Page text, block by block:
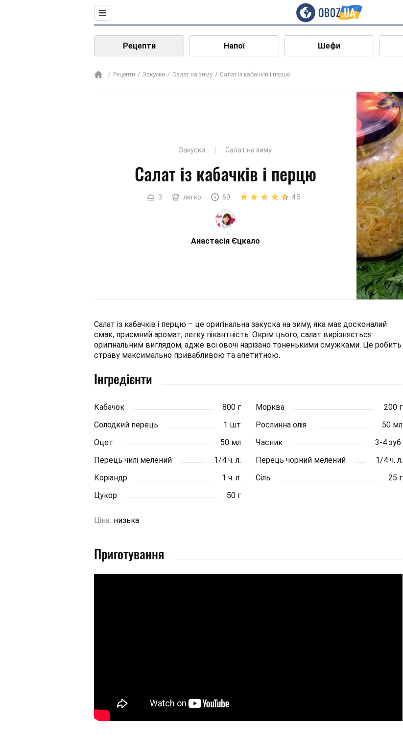
Рецепти Напої Шефи
Рецепти Закуски Салат на зиму Салат із кабачків і перцю
Закуски Салат на зиму
Салат із кабачків і перцю
3 легко 60 4.5
Анастасія Єцкало
Салат із кабачків і перцю – це оригінальна закуска на зиму, яка має досконалий
смак, приємний аромат, легку пікантність. Окрім цього, салат вирізняється
оригінальним виглядом, адже всі овочі нарізано тоненькими смужками. Це робить
страву максимально привабливою та апетитною.
Інгредієнти
Кабачок 800 г Морква
200 г
Солодкий перець
1 шт Рослинна олія
50 мл
Оцет
50 мл Часник
3-4 зуб.
Перець чилі мелений
1/4 ч. л. Перець чорний мелений
1/4 ч. л.
Коріандр
1 ч. л. Сіль
25 г
Цукор
50 г
Ціна: низька
Приготування